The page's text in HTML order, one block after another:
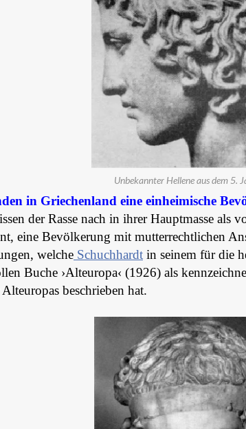
Unbekannter Hellene aus dem 5.
in Griechenland eine einheimische
der Rasse nach in ihrer Hauptmasse als
eine Bevölkerung mit mutterrechtlichen
welche Schuchhardt in seinem für die
Buche ›Alteuropa‹ (1926) als
beschrieben hat.